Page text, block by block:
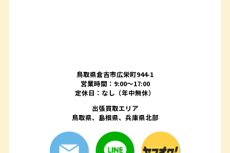
鳥取県倉吉市広栄町944-1
営業時間：9:00～17:00
定休日：なし（年中無休）
出張買取エリア
鳥取県、島根県、兵庫県北部